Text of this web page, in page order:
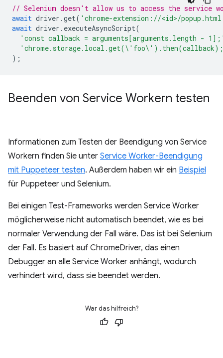
// Selenium doesn't allow us to access the service
await driver .get( 'chrome-extension://<id>/
await driver . executeAsyncScript(
'const callback = arguments[arguments.length -
);
Beenden von Service Workern testen
Informationen zum Testen der Beendigung von Service
Workern finden Sie unter Service Worker-Beendigung
mit Puppeteer testen. Außerdem haben wir ein Beispiel
für Puppeteer und Selenium.
Bei einigen Test-Frameworks werden Service Worker
möglicherweise nicht automatisch beendet, wie es bei
normaler Verwendung der Fall wäre. Das ist bei Selenium
der Fall. Es basiert auf ChromeDriver, das einen
Debugger an alle Service Worker anhängt, wodurch
verhindert wird, dass sie beendet werden.
War das hilfreich?